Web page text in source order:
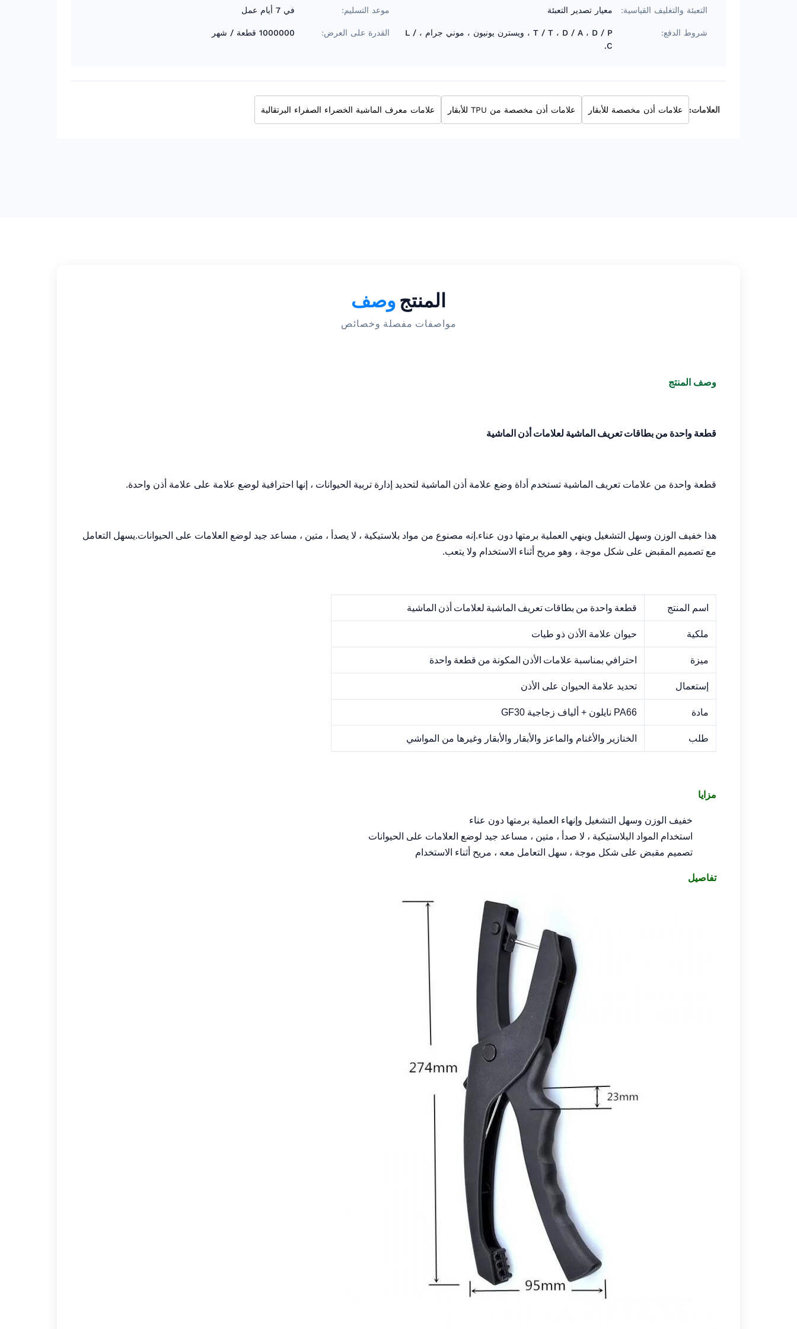
التعبئة والتغليف القياسية: معيار تصدير التعبئة موعد التسليم: في 7 أيام عمل
شروط الدفع:
T / T ، D / A ، D / P ، ويسترن يونيون ، موني جرام ، L /
C.
القدرة على العرض: 1000000 قطعة / شهر
العلامات: علامات أذن مخصصة للأبقار علامات أذن مخصصة من TPU للأبقار علامات معرف الماشية الخضراء الصفراء البرتقالية
المنتج وصف
مواصفات مفصلة وخصائص
وصف المنتج
قطعة واحدة من بطاقات تعريف الماشية لعلامات أذن الماشية
قطعة واحدة من علامات تعريف الماشية تستخدم أداة وضع علامة أذن الماشية لتحديد إدارة تربية الحيوانات ، إنها احترافية لوضع علامة على علامة أذن واحدة.
هذا خفيف الوزن وسهل التشغيل وينهي العملية برمتها دون عناء.إنه مصنوع من مواد بلاستيكية ، لا يصدأ ، متين ، مساعد جيد لوضع العلامات على الحيوانات.يسهل التعامل
مع تصميم المقبض على شكل موجة ، وهو مريح أثناء الاستخدام ولا يتعب.
اسم المنتج قطعة واحدة من بطاقات تعريف الماشية لعلامات أذن الماشية
ملكية حيوان علامة الأذن ذو طيات
ميزة احترافي بمناسبة علامات الأذن المكونة من قطعة واحدة
إستعمال تحديد علامة الحيوان على الأذن
مادة PA66 نايلون + ألياف زجاجية GF30
طلب الخنازير والأغنام والماعز والأبقار والأبقار وغيرها من المواشي
مزايا
خفيف الوزن وسهل التشغيل وإنهاء العملية برمتها دون عناء
استخدام المواد البلاستيكية ، لا صدأ ، متين ، مساعد جيد لوضع العلامات على الحيوانات
تصميم مقبض على شكل موجة ، سهل التعامل معه ، مريح أثناء الاستخدام
تفاصيل